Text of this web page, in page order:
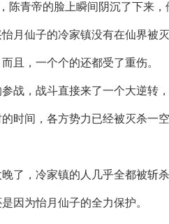
陈青帝的脸上瞬间阴沉了下来
月仙子的冷家镇没有在仙界被
且，一个个的还都受了重伤。
战，战斗直接来了一个大逆转
时间，各方势力已经被灭杀一空
了，冷家镇的人几乎全都被斩
因为怡月仙子的全力保护。